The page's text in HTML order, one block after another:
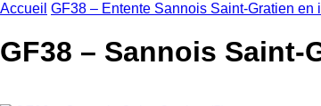
Accueil GF38 – Entente Sannois Saint-Gratien en
GF38 – Sannois Saint-